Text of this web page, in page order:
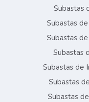
Subastas
Subastas
Subastas
Subastas
Subastas de
Subastas
Subastas